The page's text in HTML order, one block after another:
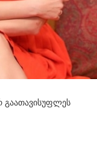
გაათავისუფლეს